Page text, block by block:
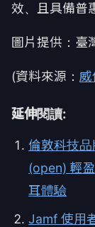
效、且具備普
圖片提供：臺
(資料來源： 威
延伸閱讀:
倫敦科技
(open) 輕
耳體驗
Jamf 使用